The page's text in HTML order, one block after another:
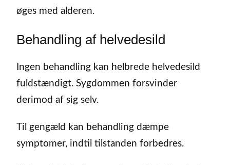
øges med alderen.
Behandling af helvedesild
Ingen behandling kan helbrede helvedesild
fuldstændigt. Sygdommen forsvinder
derimod af sig selv.
Til gengæld kan behandling dæmpe
symptomer, indtil tilstanden forbedres.